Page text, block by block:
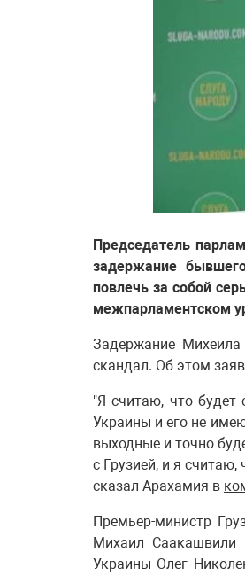
Председатель
задержание
повлечь за собой
межпарламентском
Задержание
скандал. Об этом
"Я считаю, что будет
Украины и его не
выходные и точно
с Грузией, и я
сказал Арахамия в
Премьер-министр
Михаил Саакашвили
Украины Олег